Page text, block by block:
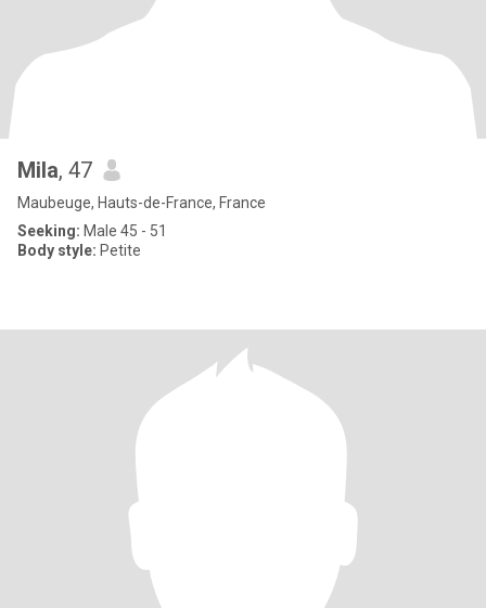
Mila, 47
Maubeuge, Hauts-de-France, France
Seeking: Male 45 - 51
Body style: Petite